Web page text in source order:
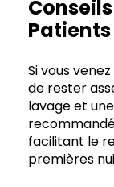
Si vous
de rester
lavage et
facilitant le
premières